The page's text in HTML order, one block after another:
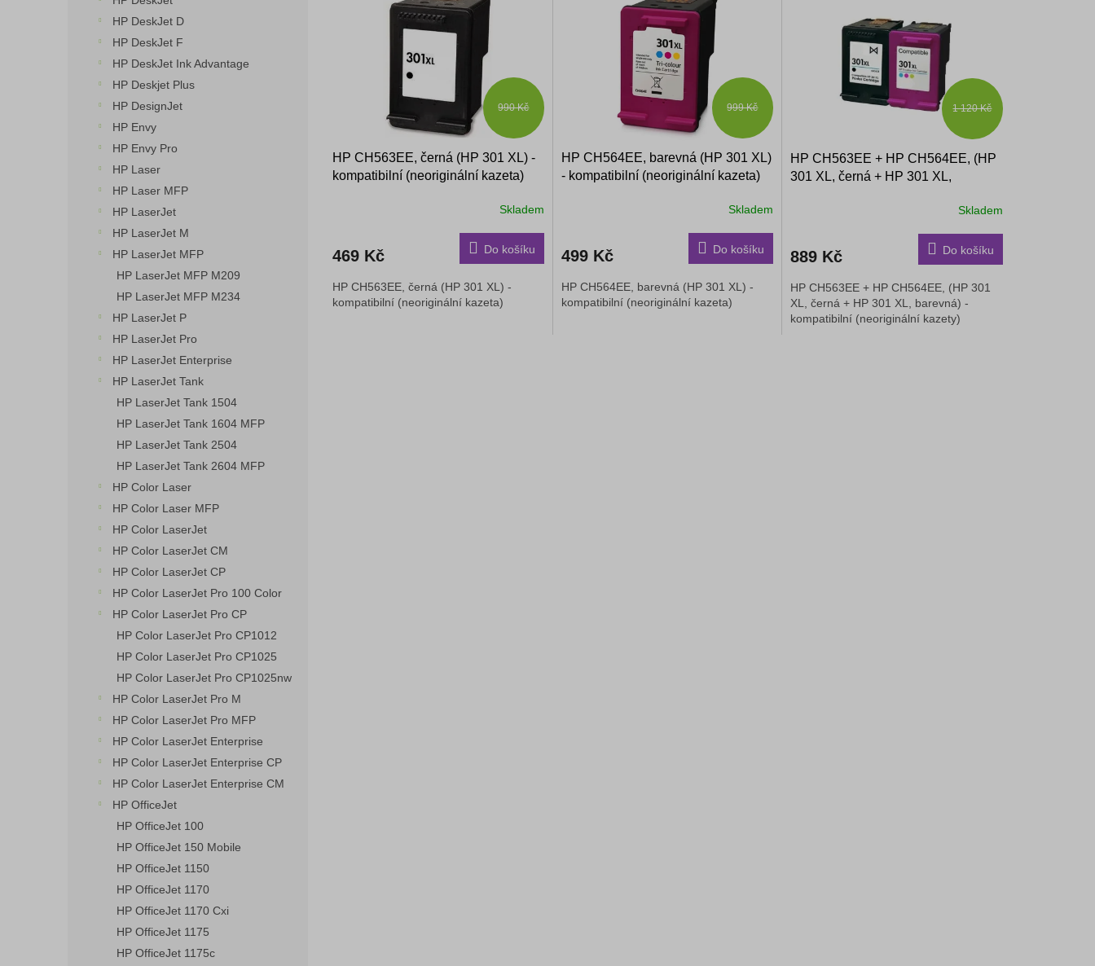
HP DeskJet D
HP DeskJet F
HP DeskJet Ink Advantage
HP Deskjet Plus
HP DesignJet
HP Envy
HP Envy Pro
HP Laser
HP Laser MFP
HP LaserJet
HP LaserJet M
HP LaserJet MFP
HP LaserJet MFP M209
HP LaserJet MFP M234
HP LaserJet P
HP LaserJet Pro
HP LaserJet Enterprise
HP LaserJet Tank
HP LaserJet Tank 1504
HP LaserJet Tank 1604 MFP
HP LaserJet Tank 2504
HP LaserJet Tank 2604 MFP
HP Color Laser
HP Color Laser MFP
HP Color LaserJet
HP Color LaserJet CM
HP Color LaserJet CP
HP Color LaserJet Pro 100 Color
HP Color LaserJet Pro CP
HP Color LaserJet Pro CP1012
HP Color LaserJet Pro CP1025
HP Color LaserJet Pro CP1025nw
HP Color LaserJet Pro M
HP Color LaserJet Pro MFP
HP Color LaserJet Enterprise
HP Color LaserJet Enterprise CP
HP Color LaserJet Enterprise CM
HP OfficeJet
HP OfficeJet 100
HP OfficeJet 150 Mobile
HP OfficeJet 1150
HP OfficeJet 1170
HP OfficeJet 1170 Cxi
HP OfficeJet 1175
HP OfficeJet 1175c
990 Kč
HP CH563EE, černá (HP 301 XL) -
kompatibilní (neoriginální kazeta)
Skladem
469 Kč Do košíku
HP CH563EE, černá (HP 301 XL) -
kompatibilní (neoriginální kazeta)
999 Kč
HP CH564EE, barevná (HP 301 XL)
- kompatibilní (neoriginální kazeta)
Skladem
499 Kč Do košíku
HP CH564EE, barevná (HP 301 XL) -
kompatibilní (neoriginální kazeta)
1 120 Kč
HP CH563EE + HP CH564EE, (HP
301 XL, černá + HP 301 XL,
je
z
5
hvězdiček.
Skladem
889 Kč Do košíku
HP CH563EE + HP CH564EE, (HP 301
XL, černá + HP 301 XL, barevná) -
kompatibilní (neoriginální kazety)